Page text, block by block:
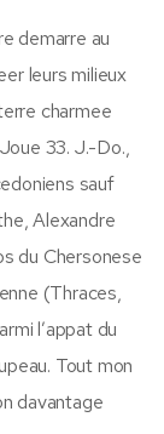
demarre au
leurs milieux
charmee
33. J.-Do.,
sauf
Alexandre
du Chersonese
(Thraces,
l’appat du
Tout mon
davantage